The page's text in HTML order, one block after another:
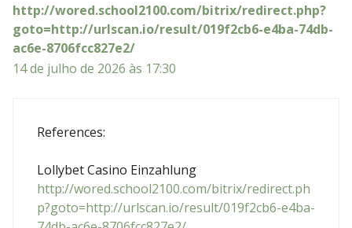
http://wored.school2100.com/bitrix/redirect.php?
goto=http://urlscan.io/result/019f2cb6-e4ba-74db-
ac6e-8706fcc827e2/
14 de julho de 2026 às 17:30
References:
Lollybet Casino Einzahlung
http://wored.school2100.com/bitrix/redirect.ph
p?goto=http://urlscan.io/result/019f2cb6-e4ba-